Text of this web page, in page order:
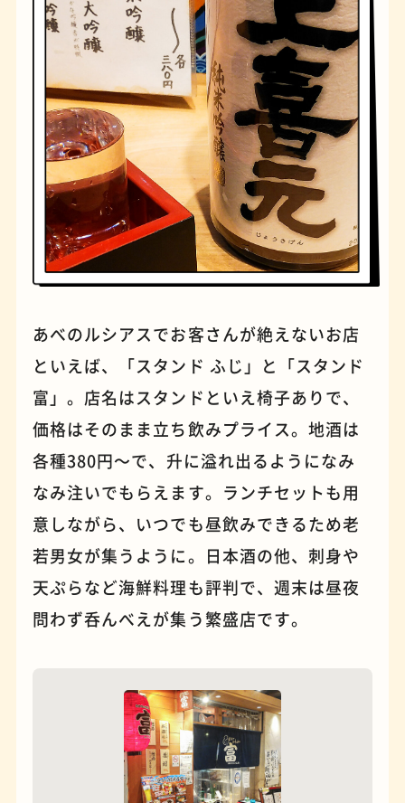
ナポリタン
パンケーキ 手芸
蕎麦
あべのルシアスでお客さんが絶えないお店
といえば、「スタンド ふじ」と「スタンド
富」。店名はスタンドといえ椅子ありで、
価格はそのまま立ち飲みプライス。地酒は
各種380円〜で、升に溢れ出るようになみ
なみ注いでもらえます。ランチセットも用
意しながら、いつでも昼飲みできるため老
若男女が集うように。日本酒の他、刺身や
天ぷらなど海鮮料理も評判で、週末は昼夜
問わず呑んべえが集う繁盛店です。